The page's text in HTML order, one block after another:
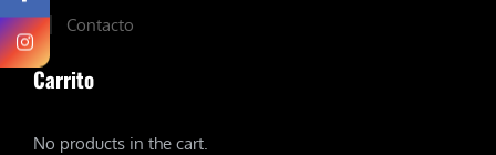
Contacto
Carrito
No products in the cart.